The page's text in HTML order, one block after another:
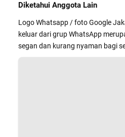
Diketahui Anggota Lain
Logo Whatsapp / foto Google
keluar dari grup WhatsApp
segan dan kurang nyaman bagi